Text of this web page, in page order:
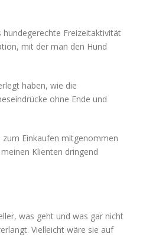
Freizeitaktivität
mit der man den Hund
haben, wie die
ohne Ende und
Einkaufen mitgenommen
Klienten dringend
was geht und was gar nicht
Vielleicht wäre sie auf